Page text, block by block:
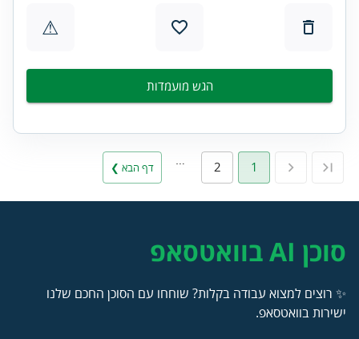
⚠
הגש מועמדות
1
2 דף הבא ❯
סוכן AI בוואטסאפ
✨ רוצים למצוא עבודה בקלות? שוחחו עם הסוכן החכם שלנו
ישירות בוואטסאפ.